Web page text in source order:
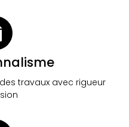
travaux avec rigueur